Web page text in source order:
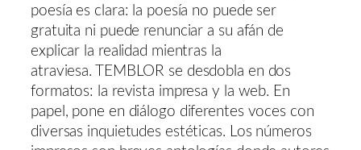
poesía es clara: la poesía no puede ser
gratuita ni puede renunciar a su afán de
explicar la realidad mientras la
atraviesa. TEMBLOR se desdobla en dos
formatos: la revista impresa y la web. En
papel, pone en diálogo diferentes voces con
diversas inquietudes estéticas. Los números